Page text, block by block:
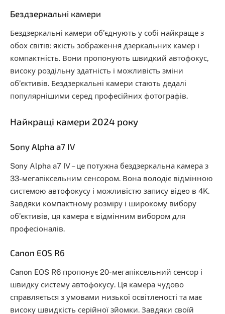
Бездзеркальні камери
Бездзеркальні камери об’єднують у собі найкраще з
обох світів: якість зображення дзеркальних камер і
компактність. Вони пропонують швидкий автофокус,
високу роздільну здатність і можливість зміни
об’єктивів. Бездзеркальні камери стають дедалі
популярнішими серед професійних фотографів.
Найкращі камери 2024 року
Sony Alpha a7 IV
Sony Alpha a7 IV – це потужна бездзеркальна камера з
33-мегапіксельним сенсором. Вона володіє відмінною
системою автофокусу і можливістю запису відео в 4K.
Завдяки компактному розміру і широкому вибору
об’єктивів, ця камера є відмінним вибором для
професіоналів.
Canon EOS R6
Canon EOS R6 пропонує 20-мегапіксельний сенсор і
швидку систему автофокусу. Ця камера чудово
справляється з умовами низької освітленості та має
високу швидкість серійної зйомки. Завдяки своїй